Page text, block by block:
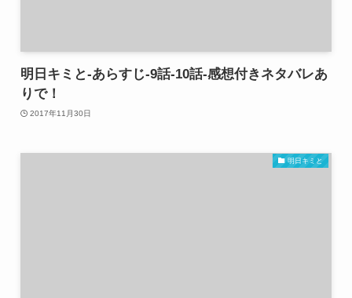
明日キミと-あらすじ-9話-10話-感想付きネタバレあ
りで！
2017年11月30日
明日キミと